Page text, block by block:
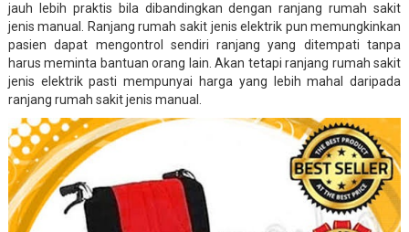
jauh lebih praktis bila dibandingkan dengan ranjang rumah sakit
jenis manual. Ranjang rumah sakit jenis elektrik pun memungkinkan
pasien dapat mengontrol sendiri ranjang yang ditempati tanpa
harus meminta bantuan orang lain. Akan tetapi ranjang rumah sakit
jenis elektrik pasti mempunyai harga yang lebih mahal daripada
ranjang rumah sakit jenis manual.